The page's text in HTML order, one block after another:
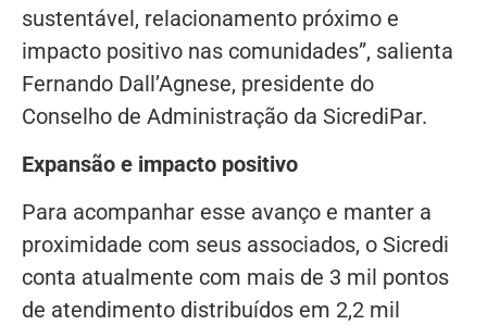
sustentável, relacionamento próximo e
impacto positivo nas comunidades”, salienta
Fernando Dall’Agnese, presidente do
Conselho de Administração da SicrediPar.
Expansão e impacto positivo
Para acompanhar esse avanço e manter a
proximidade com seus associados, o Sicredi
conta atualmente com mais de 3 mil pontos
de atendimento distribuídos em 2,2 mil